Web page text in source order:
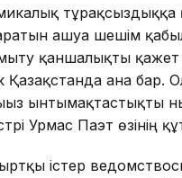
ашуға шешім
қаншалықты қажет
Қазақстанда ғана бар.
ынтымақтастықты
Урмас Паэт өзінің
істер